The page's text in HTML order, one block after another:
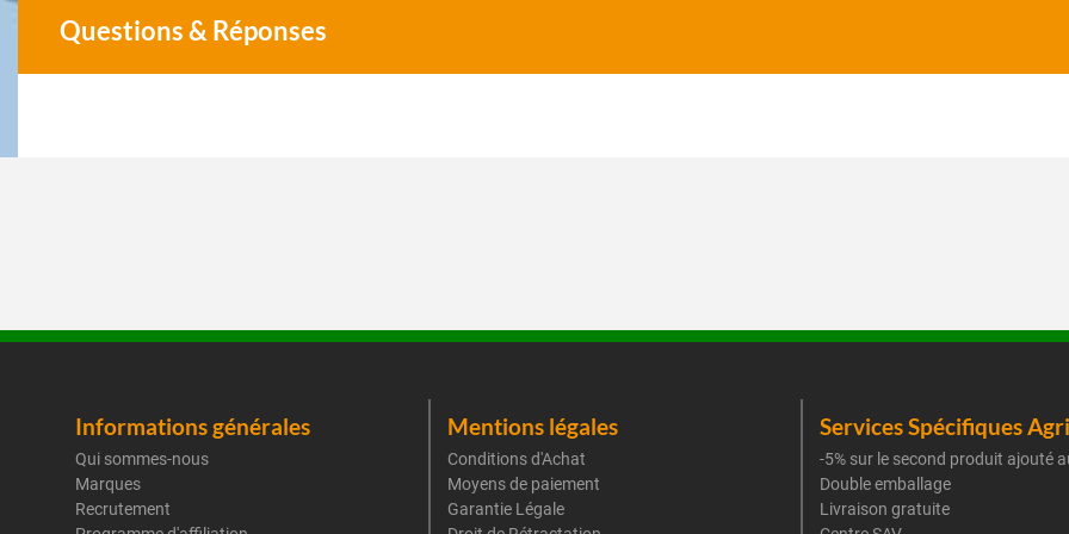
Questions & Réponses
Informations générales
Qui sommes-nous
Marques
Recrutement
Mentions légales
Conditions d'Achat
Moyens de paiement
Garantie Légale
Services Spécifiques
-5% sur le second produit ajouté
Double emballage
Livraison gratuite